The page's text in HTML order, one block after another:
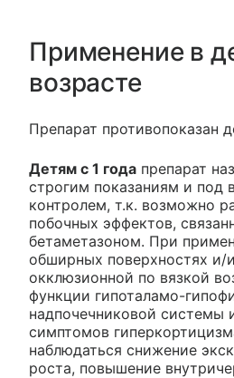
Применение в
возрасте
Препарат противопоказан
Детям с 1 года препарат
строгим показаниям и под
контролем, т.к. возможно
побочных эффектов,
бетаметазоном. При
обширных поверхностях и/
окклюзионной по вязкой
функции гипоталамо-
надпочечниковой системы
симптомов
наблюдаться снижение
роста, повышение